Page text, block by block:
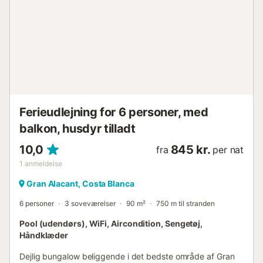
Ferieudlejning for 6 personer, med
balkon, husdyr tilladt
10,0
1 anmeldelse
fra 845 kr. per nat
Gran Alacant, Costa Blanca
6 personer 3 soveværelser 90 m² 750 m til stranden
Pool (udendørs), WiFi, Aircondition, Sengetøj,
Håndklæder
Dejlig bungalow beliggende i det bedste område af Gran